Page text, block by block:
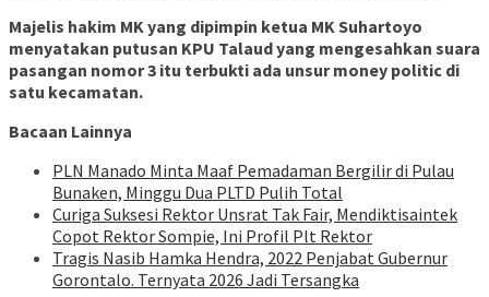
Majelis hakim MK yang dipimpin ketua MK Suhartoyo
menyatakan putusan KPU Talaud yang mengesahkan suara
pasangan nomor 3 itu terbukti ada unsur money politic di
satu kecamatan.
Bacaan Lainnya
PLN Manado Minta Maaf Pemadaman Bergilir di Pulau
Bunaken, Minggu Dua PLTD Pulih Total
Curiga Suksesi Rektor Unsrat Tak Fair, Mendiktisaintek
Copot Rektor Sompie, Ini Profil Plt Rektor
Tragis Nasib Hamka Hendra, 2022 Penjabat Gubernur
Gorontalo. Ternyata 2026 Jadi Tersangka